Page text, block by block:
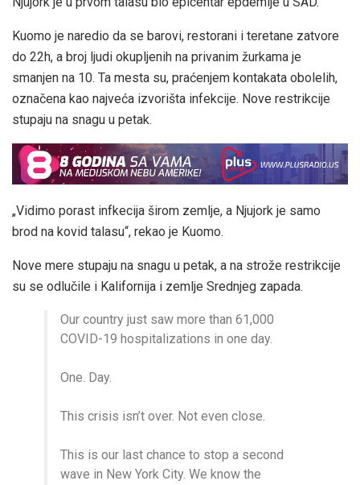
Kuomo je naredio da se barovi, restorani i teretane zatvore
do 22h, a broj ljudi okupljenih na privanim žurkama je
smanjen na 10. Ta mesta su, praćenjem kontakata obolelih,
označena kao najveća izvorišta infekcije. Nove restrikcije
stupaju na snagu u petak.
„Vidimo porast infkecija širom zemlje, a Njujork je samo
brod na kovid talasu“, rekao je Kuomo.
Nove mere stupaju na snagu u petak, a na strože restrikcije
su se odlučile i Kalifornija i zemlje Srednjeg zapada.
Our country just saw more than 61,000
COVID-19 hospitalizations in one day.
One. Day.
This crisis isn’t over. Not even close.
This is our last chance to stop a second
wave in New York City. We know the